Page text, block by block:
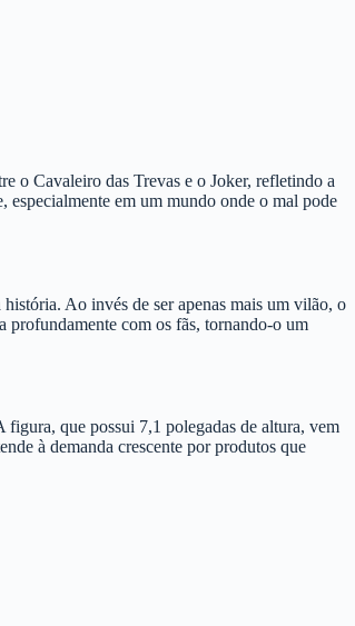
o Cavaleiro das Trevas e o Joker, refletindo a
especialmente em um mundo onde o mal pode
Ao invés de ser apenas mais um vilão, o
profundamente com os fãs, tornando-o um
que possui 7,1 polegadas de altura, vem
à demanda crescente por produtos que